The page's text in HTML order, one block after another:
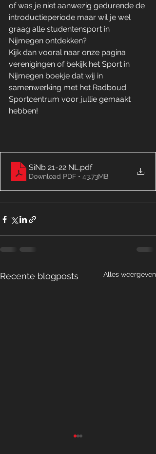
of was je niet aanwezig gedurende de
introductieperiode maar wil je wel
graag alle studentensport in
Nijmegen ontdekken?
Kijk dan vooral naar onze pagina
verenigingen of bekijk het Sport in
Nijmegen boekje dat wij in
samenwerking met het Radboud
Sportcentrum voor jullie gemaakt
hebben!
SiNb 21-22 NL .pdf
Download PDF • 43.73MB
Recente blogposts Alles weergeven